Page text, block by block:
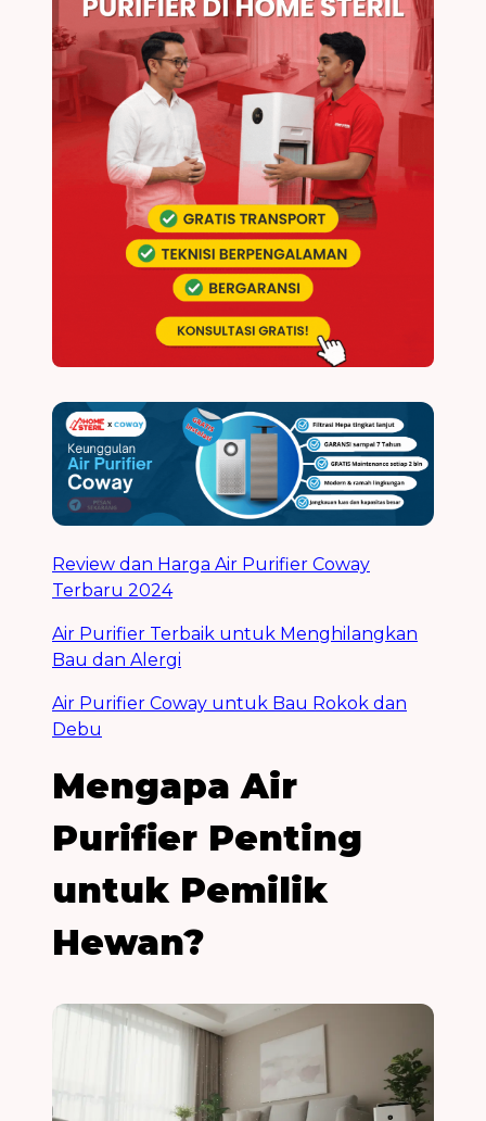
Review dan Harga Air Purifier Coway
Terbaru 2024
Air Purifier Terbaik untuk Menghilangkan
Bau dan Alergi
Air Purifier Coway untuk Bau Rokok dan
Debu
Mengapa Air
Purifier Penting
untuk Pemilik
Hewan?